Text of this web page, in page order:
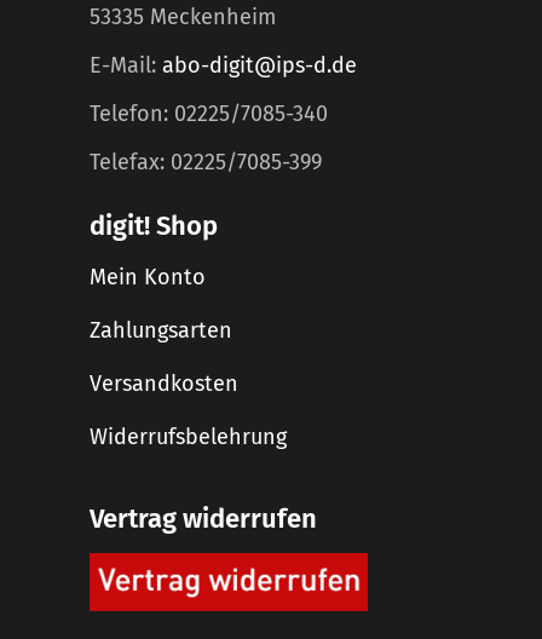
53335 Meckenheim
E-Mail: abo-digit@ips-d.de
Telefon: 02225/7085-340
Telefax: 02225/7085-399
digit! Shop
Mein Konto
Zahlungsarten
Versandkosten
Widerrufsbelehrung
Vertrag widerrufen